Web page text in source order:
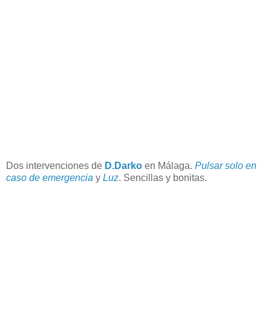
Dos intervenciones de D.Darko en Málaga. Pulsar solo en
caso de emergencia y Luz. Sencillas y bonitas.